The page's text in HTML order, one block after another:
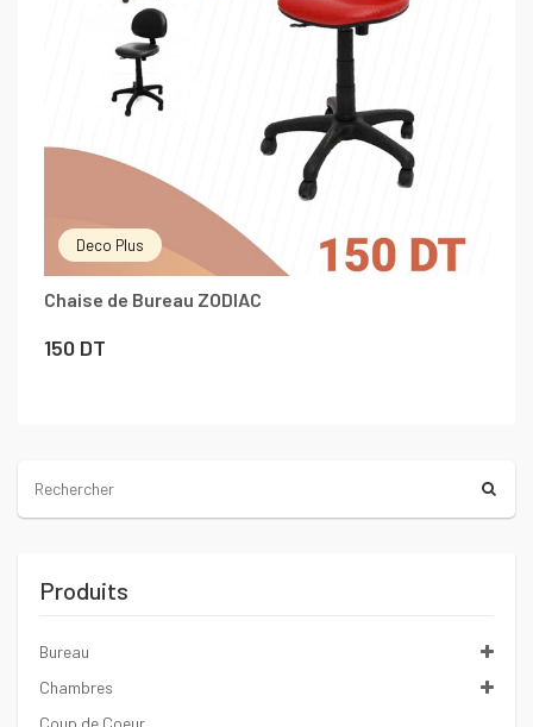
Deco Plus
Chaise de Bureau ZODIAC
150 DT
Produits
Bureau
Chambres
Coup de Coeur